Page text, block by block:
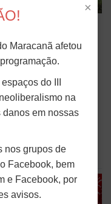
(MG),
registram
do crime da
(25), outras
vazamento, na
problema
na mina de
feira (26), na
×
Maracanã afetou
do III
na
danos em nossas
nos grupos de
Facebook, bem
e Facebook, por
avisos.